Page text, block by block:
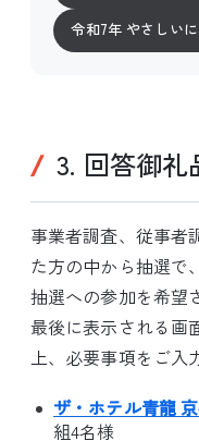
令和7年 やさしい
3. 回答御礼
事業者調査、従事者
た方の中から抽選で
抽選への参加を希望
最後に表示される画
上、必要事項をご入
ザ・ホテル青龍
組4名様